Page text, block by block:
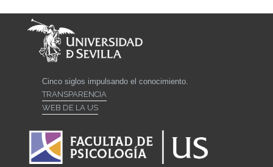
Cinco siglos impulsando el conocimiento.
TRANSPARENCIA
WEB DE LA US